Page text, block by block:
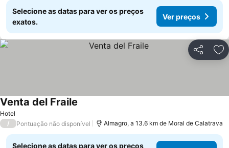
Selecione as datas para ver os preços
exatos.
Ver preços
Partilhar
Hotel
Venta del Fraile
/ Pontuação não disponível Almagro, a 13.6 km de Moral de Calatrava
Selecione as datas para ver os preços